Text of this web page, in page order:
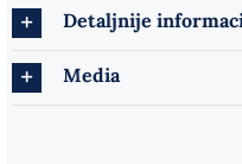
Detaljnije
Media